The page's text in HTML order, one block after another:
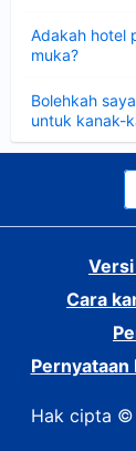
Adakah hotel
muka?
Bolehkah
untuk kanak-
Cara
Pernyataan
Hak cipta ©